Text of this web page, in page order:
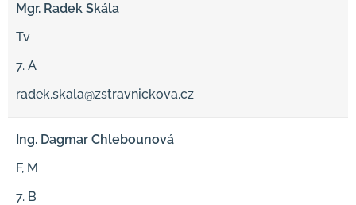
Mgr. Radek Skála
Tv
7. A
radek.skala@zstravnickova.cz
Ing. Dagmar Chlebounová
F, M
7. B